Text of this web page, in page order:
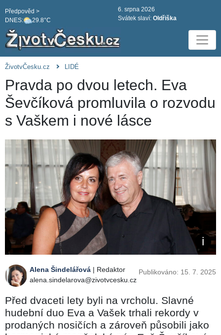
DNES: 29.8°C
Předpověd >
6. srpna 2026
Svátek slaví: Oldřiška
ŽivotvČesku.cz LIDÉ
Pravda po dvou letech. Eva
Ševčíková promluvila o rozvodu
s Vaškem i nové lásce
Alena Šindelářová | Redaktor
alena.sindelarova@zivotvcesku.cz
Publikováno: 15. 7. 2025
Před dvaceti lety byli na vrcholu. Slavné
hudební duo Eva a Vašek trhali rekordy v
prodaných nosičích a zároveň působili jako